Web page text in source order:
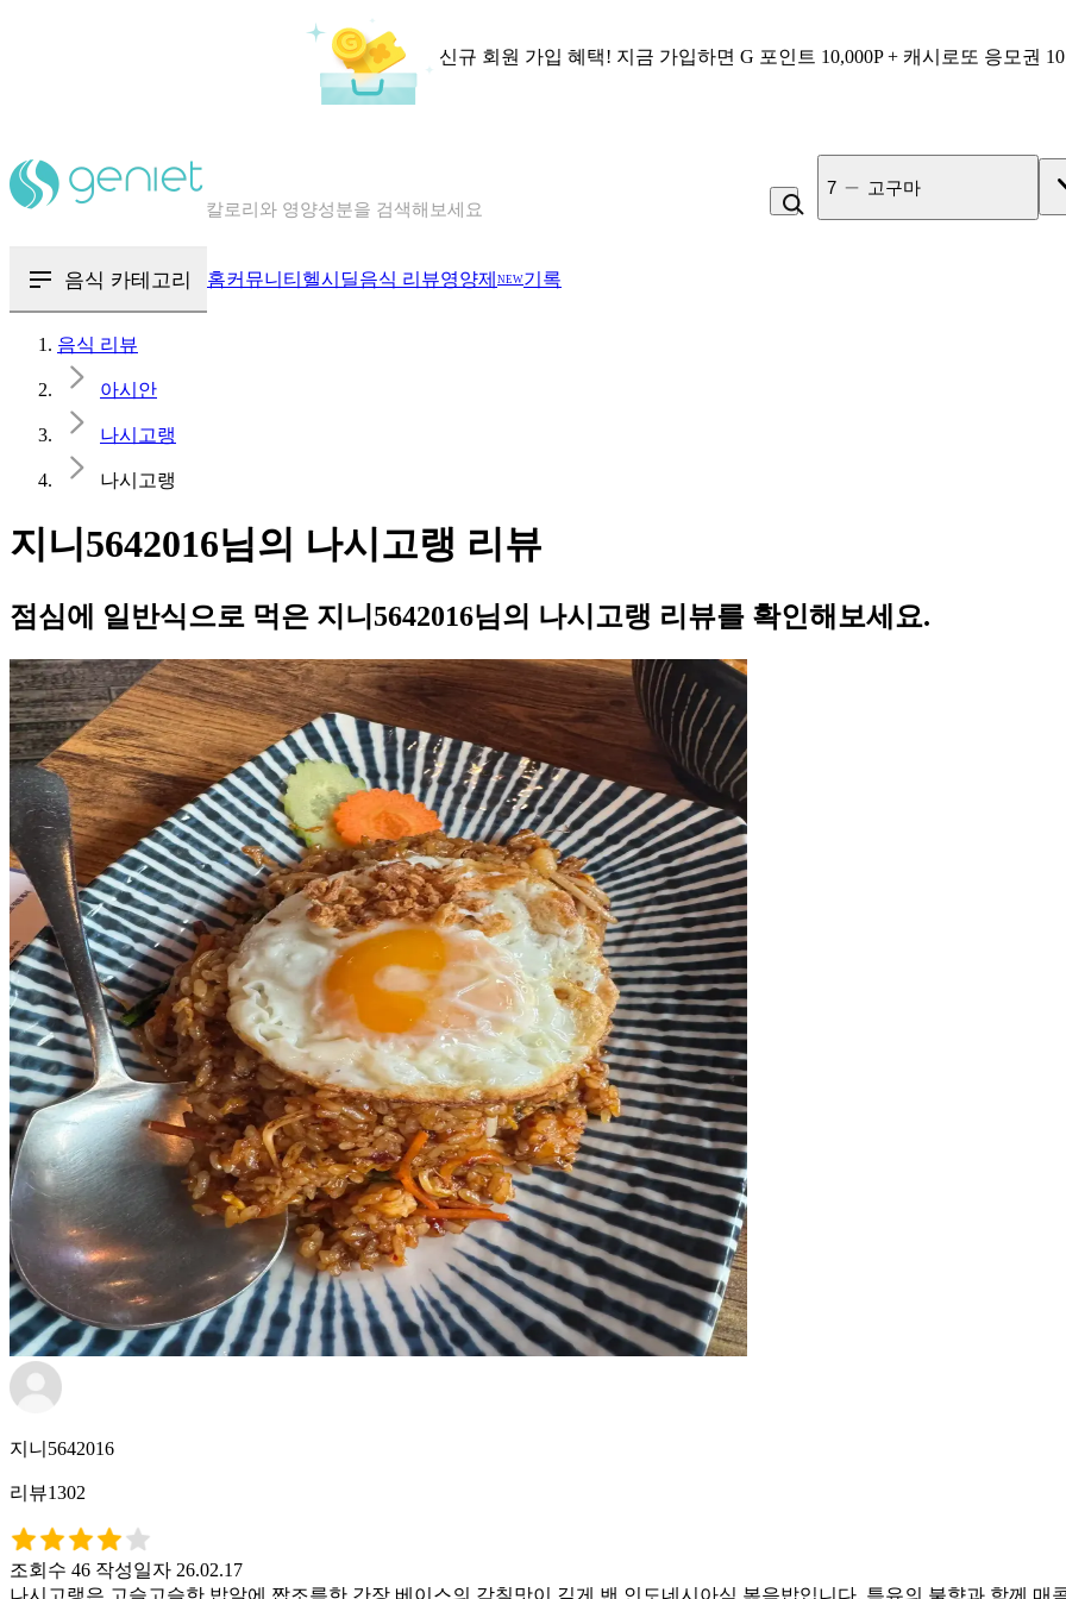
신규 회원 가입 혜택! 지금 가입하면 G 포인트 10,000P + 캐시로또 응모권
혈당 · 다이어트 음식 검색해보세요
8 복숭아
음식 카테고리 홈커뮤니티 헬시딜음식 리뷰영양제 NEW기록
음식 리뷰
아시안
나시고랭
나시고랭
지니5642016님의 나시고랭 리뷰
점심에 일반식으로 먹은 지니5642016님의 나시고랭 리뷰를 확인해보세요.
지니5642016
리뷰1302
조회수 46 작성일자 26.02.17
나시고랭은 고슬고슬한 밥알에 짭조름한 간장 베이스의 감칠맛이 깊게 밴 인도네시아식 볶음밥입니다. 특유의 불향과 함께